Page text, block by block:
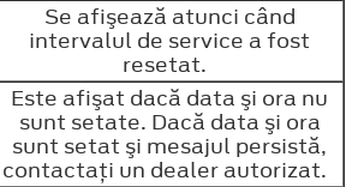
Se afişează atunci când
intervalul de service a fost
resetat.
Este afişat dacă data şi ora nu
sunt setate. Dacă data şi ora
sunt setat şi mesajul persistă,
contactaţi un dealer autorizat.